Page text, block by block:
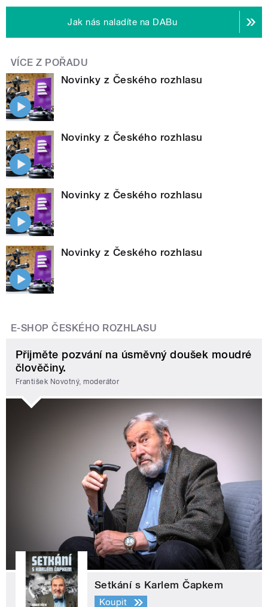
Jak nás naladíte na DABu
VÍCE Z POŘADU
Novinky z Českého rozhlasu
Novinky z Českého rozhlasu
Novinky z Českého rozhlasu
Novinky z Českého rozhlasu
E-SHOP ČESKÉHO ROZHLASU
Přijměte pozvání na úsměvný doušek moudré
člověčiny.
František Novotný, moderátor
Setkání s Karlem Čapkem
Koupit